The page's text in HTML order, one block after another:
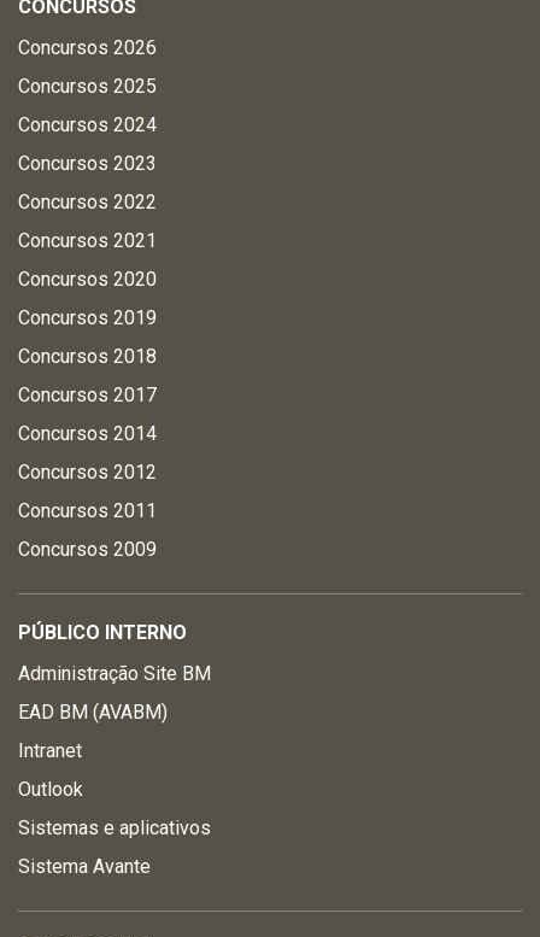
CONCURSOS
Concursos 2026
Concursos 2025
Concursos 2024
Concursos 2023
Concursos 2022
Concursos 2021
Concursos 2020
Concursos 2019
Concursos 2018
Concursos 2017
Concursos 2014
Concursos 2012
Concursos 2011
Concursos 2009
PÚBLICO INTERNO
Administração Site BM
EAD BM (AVABM)
Intranet
Outlook
Sistemas e aplicativos
Sistema Avante